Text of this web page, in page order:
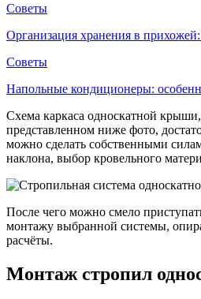
Советы
Организация хранения в
Советы
Напольные кондиционеры:
Схема каркаса односкатной
представленном ниже фото,
можно сделать собственными
наклона, выбор кровельного
После чего можно смело
монтажу выбранной системы,
расчёты.
Монтаж стропил